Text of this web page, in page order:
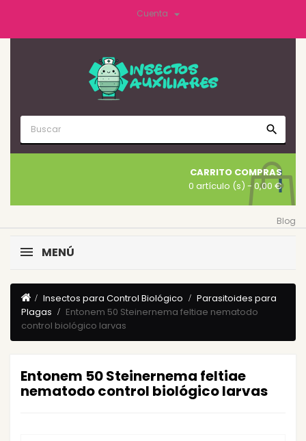
Cuenta 
search
CARRITO COMPRAS
0 artículo (s) - 0,00 €
Blog
MENÚ
Insectos para Control Biológico
Parasitoides para
Plagas
Entonem 50 Steinernema feltiae nematodo
control biológico larvas
Entonem 50 Steinernema feltiae
nematodo control biológico larvas